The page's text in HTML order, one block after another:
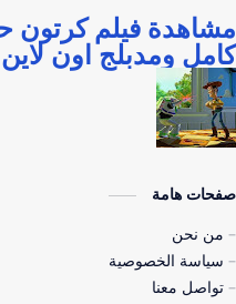
مشاهدة فيلم كرتون
كامل ومدبلج اون لاين Toy Story 1995 HD
صفحات هامة
من نحن
سياسة الخصوصية
تواصل معنا